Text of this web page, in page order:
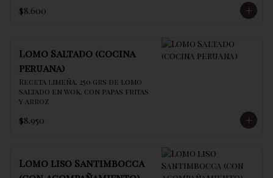
$8.600
Lomo Saltado (cocina
peruana)
Receta limeña, 250 grs de lomo
saltado en wok, con papas fritas
y arroz
$8.950
Lomo liso Santimbocca